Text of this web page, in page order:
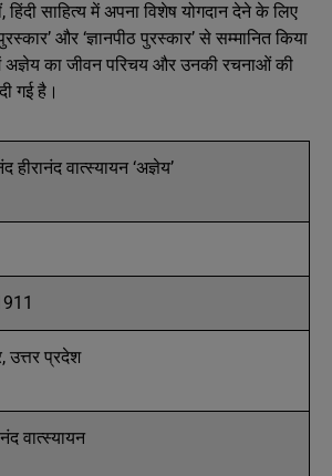
हिंदी साहित्य में अपना विशेष योगदान देने के लिए
और ‘ज्ञानपीठ पुरस्कार’ से सम्मानित किया
का जीवन परिचय और उनकी रचनाओं की
गई है।
हीरानंद वात्स्यायन ‘अज्ञेय’
उत्तर प्रदेश
वात्स्यायन